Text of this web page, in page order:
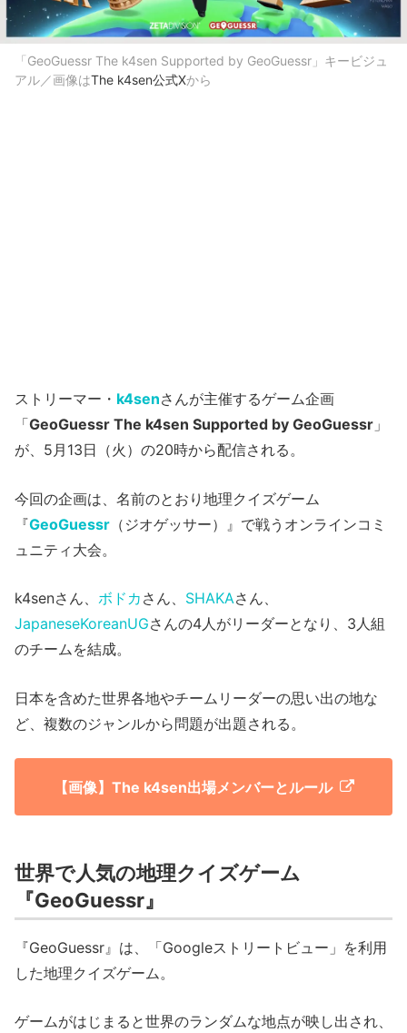
「GeoGuessr The k4sen Supported by GeoGuessr」キービジュ
アル／画像はThe k4sen公式Xから
ストリーマー・ k4senさんが主催するゲーム企画
「GeoGuessr The k4sen Supported by GeoGuessr 」
が、5月13日（火）の20時から配信される。
今回の企画は、名前のとおり地理クイズゲーム
『GeoGuessr （ジオゲッサー）』で戦うオンラインコミ
ュニティ大会。
k4senさん、 ボドカ さん、 SHAKAさん、
JapaneseKoreanUGさんの4人がリーダーとなり、3人組
のチームを結成。
日本を含めた世界各地やチームリーダーの思い出の地な
ど、複数のジャンルから問題が出題される。
【画像】The k4sen出場メンバーとルール
世界で人気の地理クイズゲーム
『GeoGuessr』
『GeoGuessr』は、「Googleストリートビュー」を利用
した地理クイズゲーム。
ゲームがはじまると世界のランダムな地点が映し出され、